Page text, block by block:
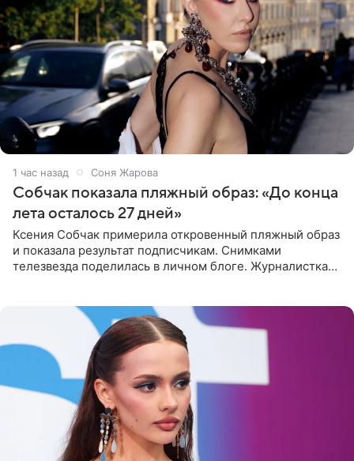
1 час назад Соня Жарова
Собчак показала пляжный образ: «До конца
лета осталось 27 дней»
Ксения Собчак примерила откровенный пляжный образ
и показала результат подписчикам. Снимками
телезвезда поделилась в личном блоге. Журналистка